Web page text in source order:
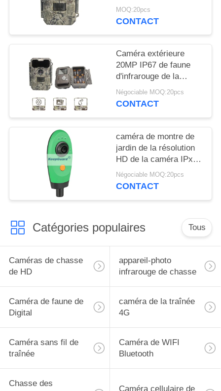
DEVIS
PLAN
SITE
POLITIQUE
DE
CONFIDENTIALITÉ
déclenchent pour un tir
plus étroit
MOQ:20pcs
CONTACT
Caméra extérieure
20MP IP67 de faune
d'infrarouge de la
caméra KG790 de
cerfs communs
Négociable MOQ:20pcs
CONTACT
caméra de montre de
jardin de la résolution
HD de la caméra IPx4
de jardin de la faune
1280x1024
Négociable MOQ:20pcs
CONTACT
Catégories populaires Tous
Caméras de chasse
de HD
appareil-photo
infrarouge de chasse
Caméra de faune de
Digital
caméra de la traînée
4G
Caméra sans fil de
traînée
Caméra de WIFI
Bluetooth
Chasse des
Caméra cellulaire de